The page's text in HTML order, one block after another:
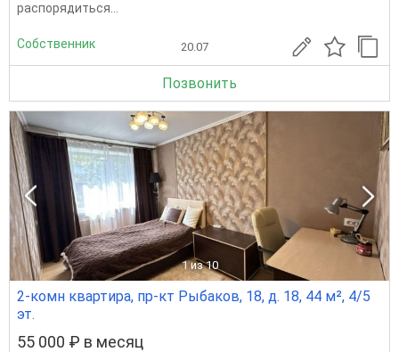
распорядиться...
Собственник 20.07
Позвонить
1 из 10
2-комн квартира, пр-кт Рыбаков, 18, д. 18, 44 м², 4/5
эт.
55 000 ₽ в месяц